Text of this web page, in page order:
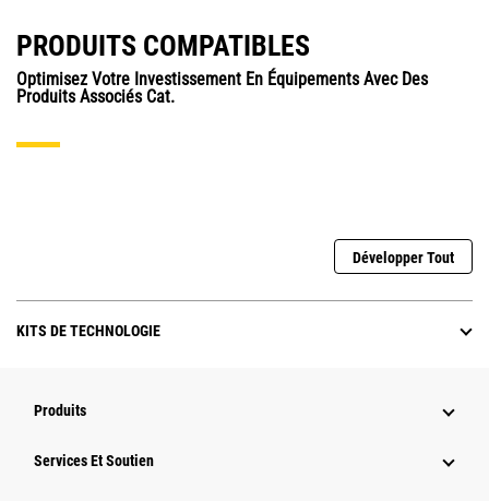
PRODUITS COMPATIBLES
Optimisez Votre Investissement En Équipements Avec Des
Produits Associés Cat.
Développer Tout
KITS DE TECHNOLOGIE
Produits
Services Et Soutien